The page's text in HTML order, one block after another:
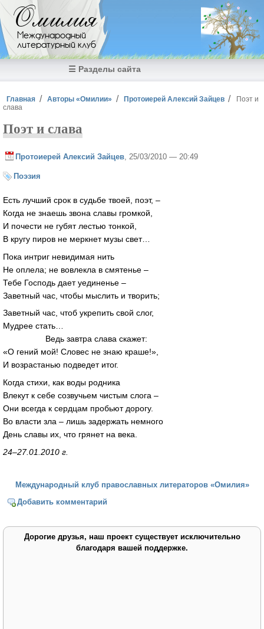
Перейти к основному содержанию
Омилия
Международный
литературный клуб
☰ Разделы сайта
Вы здесь
Главная Авторы «Омилии» Протоиерей Алексий Зайцев
Поэт и
слава
Поэт и слава
Протоиерей Алексий Зайцев , 25/03/2010 — 20:49
Поэзия
Есть лучший срок в судьбе твоей, поэт, –
Когда не знаешь звона славы громкой,
И почести не губят лестью тонкой,
В кругу пиров не меркнет музы свет…
Пока интриг невидимая нить
Не оплела; не вовлекла в смятенье –
Тебе Господь дает уединенье –
Заветный час, чтобы мыслить и творить;
Заветный час, чтоб укрепить свой слог,
Мудрее стать…
Ведь завтра слава скажет:
«О гений мой! Словес не знаю краше!»,
И возрастанью подведет итог.
Когда стихи, как воды родника
Влекут к себе созвучьем чистым слога –
Они всегда к сердцам пробьют дорогу.
Во власти зла – лишь задержать немного
День славы их, что грянет на века.
24–27.01.2010 г.
Международный клуб православных литераторов «Омилия»
Добавить комментарий
Дорогие друзья, наш проект существует исключительно
благодаря вашей поддержке.